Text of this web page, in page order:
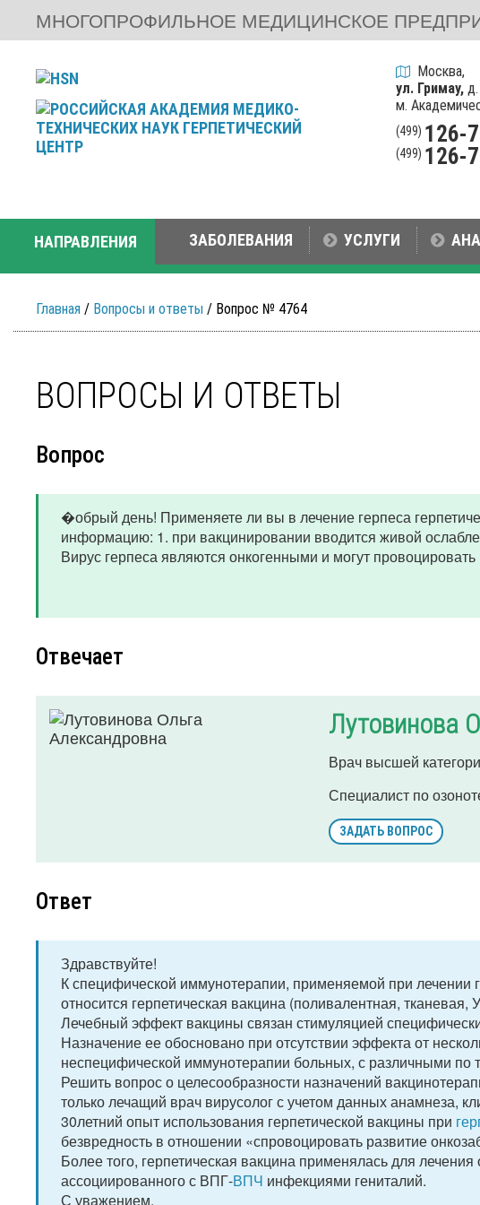
МНОГОПРОФИЛЬНОЕ МЕДИЦИНСКОЕ
Москва,
ул. Гримау,д.
м.
(499) 126-
(499) 126-
НАПРАВЛЕНИЯ ЗАБОЛЕВАНИЯ УСЛУГИ
Главная / Вопросы и ответы / Вопрос № 4764
ВОПРОСЫ И ОТВЕТЫ
Вопрос
�обрый день! Применяете ли вы в лечение герпеса
информацию: 1. при вакцинировании вводится живой
Вирус герпеса являются онкогенными и могут
Отвечает
Лутовинова
Врач высшей
Специалист по
ЗАДАТЬ ВОПРОС
Ответ
Здравствуйте!
К специфической иммунотерапии, применяемой при лечении
относится герпетическая вакцина (поливалентная,
Лечебный эффект вакцины связан стимуляцией
Назначение ее обосновано при отсутствии эффекта от
неспецифической иммунотерапии больных, с различными по
Решить вопрос о целесообразности назначений
только лечащий врач вирусолог с учетом данных анамнеза,
30летний опыт использования герпетической вакцины при
безвредность в отношении «спровоцировать развитие
Более того, герпетическая вакцина применялась для
ассоциированного с ВПГ-ВПЧ инфекциями гениталий.
С уважением,